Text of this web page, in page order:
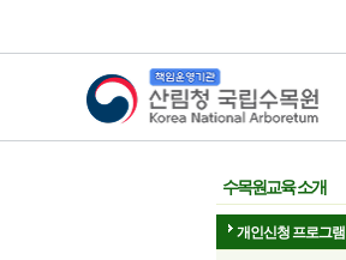
산림청 국립수목원
수목원교육 소개
개인신청 프로그램